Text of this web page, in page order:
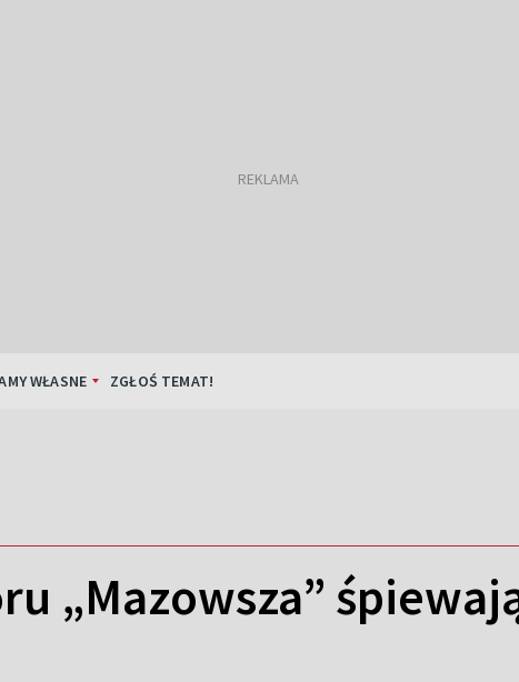
WŁASNE ZGŁOŚ TEMAT!
„Mazowsza”